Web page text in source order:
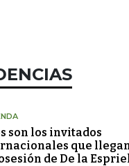
son los invitados
que
de De la